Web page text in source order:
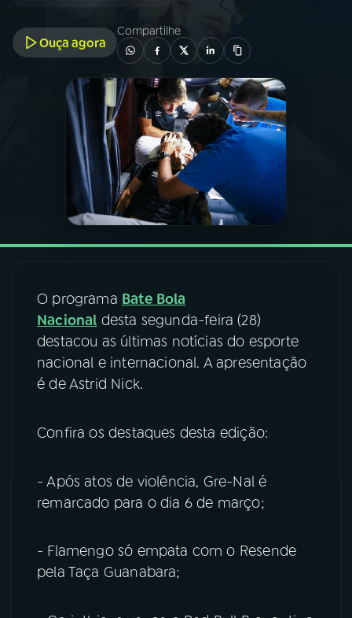
PROGRAMAS
PODCASTS
VIDEOCASTS
08FESTIVAL DE MÚSICA
ACOMPANHE A RÁDIO NACIONAL
TikTok
Ouça agora
Compartilhe
O programa Bate Bola
Nacional desta segunda-feira (28)
destacou as últimas notícias do esporte
nacional e internacional. A apresentação
é de Astrid Nick.
Confira os destaques desta edição:
- Após atos de violência, Gre-Nal é
remarcado para o dia 6 de março;
- Flamengo só empata com o Resende
pela Taça Guanabara;